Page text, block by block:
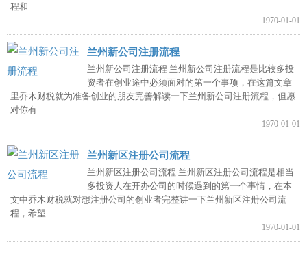
程和
1970-01-01
兰州新公司注册流程
兰州新公司注册流程 兰州新公司注册流程是比较多投
资者在创业途中必须面对的第一个事项，在这篇文章
里乔木财税就为准备创业的朋友完善解读一下兰州新公司注册流程，但愿
对你有
1970-01-01
兰州新区注册公司流程
兰州新区注册公司流程 兰州新区注册公司流程是相当
多投资人在开办公司的时候遇到的第一个事情，在本
文中乔木财税就对想注册公司的创业者完整讲一下兰州新区注册公司流
程，希望
1970-01-01